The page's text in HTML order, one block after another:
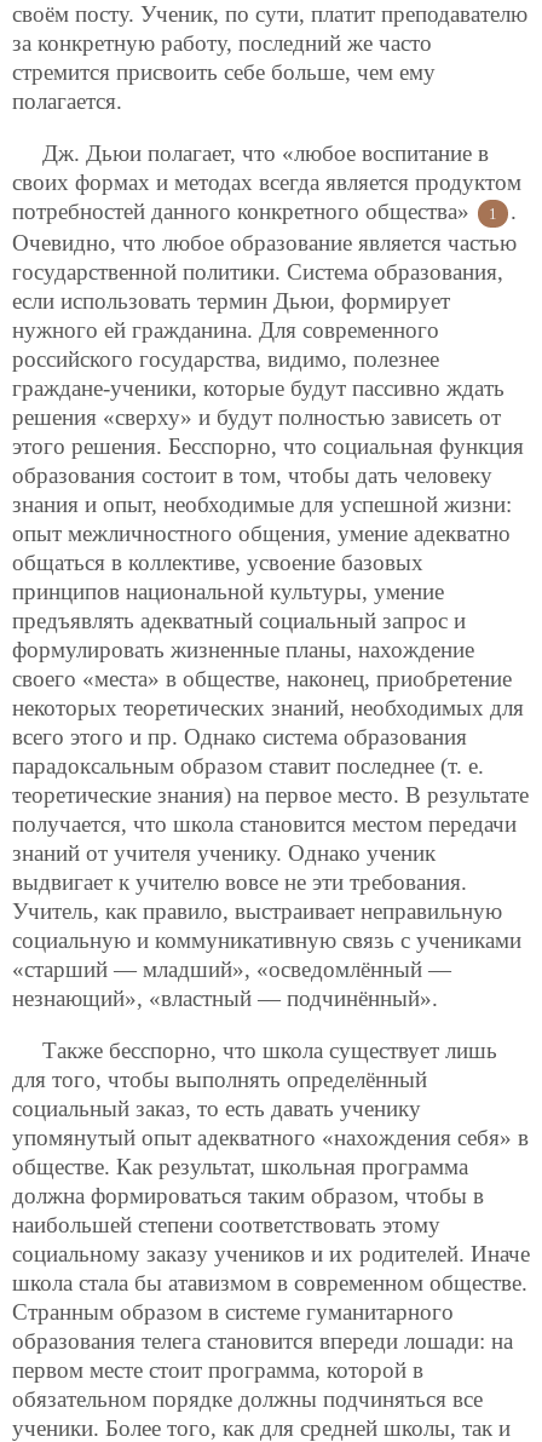
своём посту. Ученик, по сути, платит преподавателю
за конкретную работу, последний же часто
стремится присвоить себе больше, чем ему
полагается.
Дж. Дьюи полагает, что «любое воспитание в
своих формах и методах всегда является продуктом
потребностей данного конкретного общества»
1
.
Очевидно, что любое образование является частью
государственной политики. Система образования,
если использовать термин Дьюи, формирует
нужного ей гражданина. Для современного
российского государства, видимо, полезнее
граждане-ученики, которые будут пассивно ждать
решения «сверху» и будут полностью зависеть от
этого решения. Бесспорно, что социальная функция
образования состоит в том, чтобы дать человеку
знания и опыт, необходимые для успешной жизни:
опыт межличностного общения, умение адекватно
общаться в коллективе, усвоение базовых
принципов национальной культуры, умение
предъявлять адекватный социальный запрос и
формулировать жизненные планы, нахождение
своего «места» в обществе, наконец, приобретение
некоторых теоретических знаний, необходимых для
всего этого и пр. Однако система образования
парадоксальным образом ставит последнее (т. е.
теоретические знания) на первое место. В результате
получается, что школа становится местом передачи
знаний от учителя ученику. Однако ученик
выдвигает к учителю вовсе не эти требования.
Учитель, как правило, выстраивает неправильную
социальную и коммуникативную связь с учениками
«старший — младший», «осведомлённый —
незнающий», «властный — подчинённый».
Также бесспорно, что школа существует лишь
для того, чтобы выполнять определённый
социальный заказ, то есть давать ученику
упомянутый опыт адекватного «нахождения себя» в
обществе. Как результат, школьная программа
должна формироваться таким образом, чтобы в
наибольшей степени соответствовать этому
социальному заказу учеников и их родителей. Иначе
школа стала бы атавизмом в современном обществе.
Странным образом в системе гуманитарного
образования телега становится впереди лошади: на
первом месте стоит программа, которой в
обязательном порядке должны подчиняться все
ученики. Более того, как для средней школы, так и